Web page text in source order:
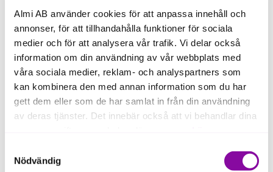
Almi AB använder cookies för att anpassa innehåll och
annonser, för att tillhandahålla funktioner för sociala
medier och för att analysera vår trafik. Vi delar också
information om din användning av vår webbplats med
våra sociala medier, reklam- och analyspartners som
kan kombinera den med annan information som du har
gett dem eller som de har samlat in från din användning
av deras tjänster. Det innebär också att vi behandlar dina
Om du klickar på avvisa kommer användning av kakor
Nödvändig
Joacim Starck
Rådgivare
Finansiering
joacim.starck@almi.se
0470-70 74 04
Kristina Engström
Rådgivare
Finansiering
kristina.engstrom@almi.se